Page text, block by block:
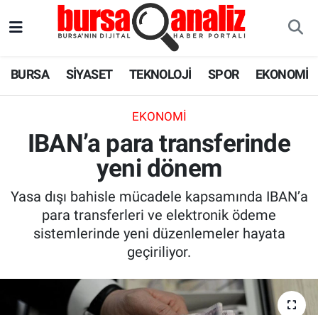
BURSA SİYASET TEKNOLOJİ SPOR EKONOMİ
EKONOMI
IBAN’a para transferinde
yeni dönem
Yasa dışı bahisle mücadele kapsamında IBAN’a
para transferleri ve elektronik ödeme
sistemlerinde yeni düzenlemeler hayata
geçiriliyor.
EKONOMİ
SAĞLIK
BLOG
Süper Lig Puan Durumu ve Fikstür
Tüm Manşetler
Son Dakika Haberleri